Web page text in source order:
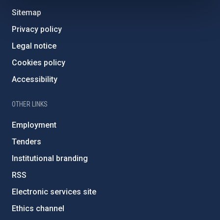
Sitemap
Privacy policy
Legal notice
Cookies policy
Accessibility
OTHER LINKS
Employment
Tenders
Institutional branding
RSS
Electronic services site
Ethics channel